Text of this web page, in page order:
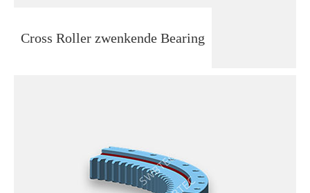
Cross Roller zwenkende Bearing